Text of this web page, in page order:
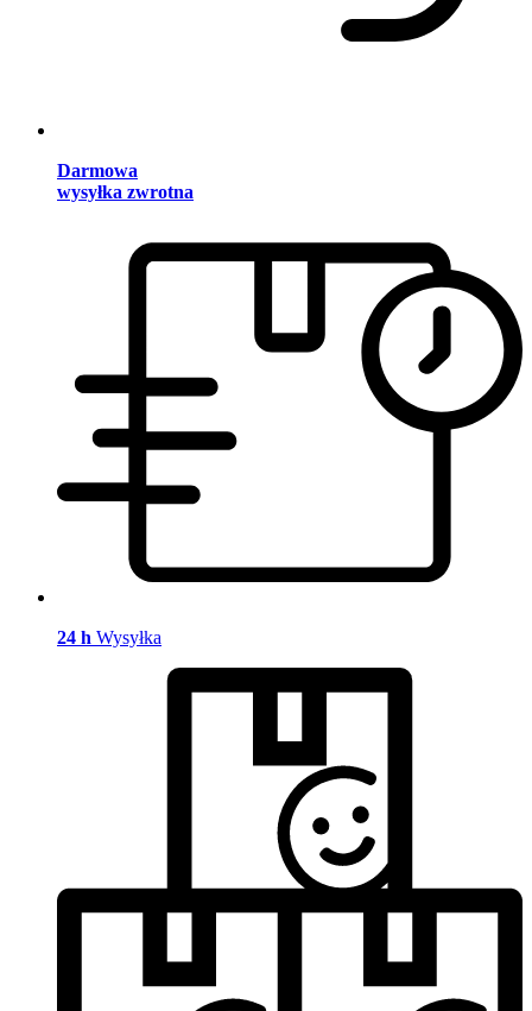
Darmowa
wysyłka zwrotna
24 h Wysyłka